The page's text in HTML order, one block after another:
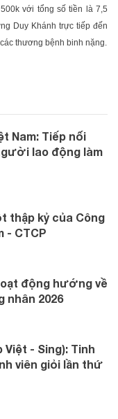
với tổng số tiền là 7,5
Duy Khánh trực tiếp đến
thương bệnh binh nặng.
Nam: Tiếp nối
lao động làm
thập kỷ của Công
- CTCP
động hướng về
nhân 2026
Việt - Sing): Tinh
viên giỏi lần thứ